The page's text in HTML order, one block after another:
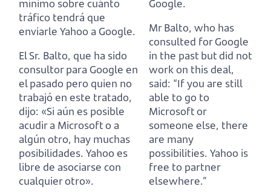
mínimo sobre cuánto
tráfico tendrá que
enviarle Yahoo a Google.
El Sr. Balto, que ha sido
consultor para Google en
el pasado pero quien no
trabajó en este tratado,
dijo: «Si aún es posible
acudir a Microsoft o a
algún otro, hay muchas
posibilidades. Yahoo es
libre de asociarse con
cualquier otro».
Google.
Mr Balto, who has
consulted for Google
in the past but did not
work on this deal,
said: “If you are still
able to go to
Microsoft or
someone else, there
are many
possibilities. Yahoo is
free to partner
elsewhere.”